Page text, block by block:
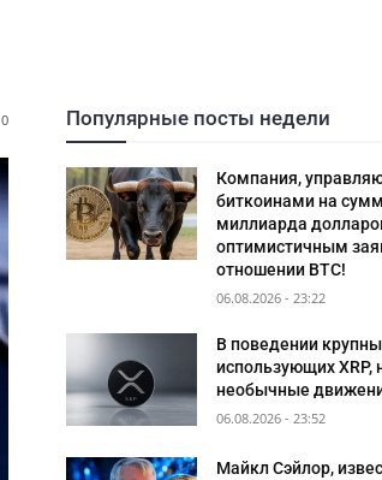
0 Популярные посты недели
Компания,
биткоинами на
миллиарда
оптимистичным
отношении BTC!
06.08.2026 - 23:22
В поведении
использующих XRP,
необычные
06.08.2026 - 23:52
Майкл Сэйлор,